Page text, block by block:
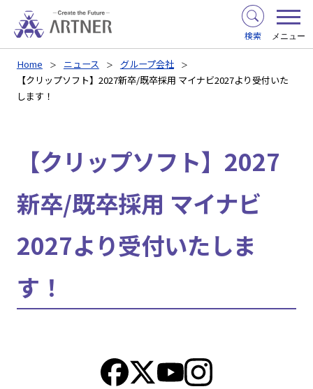
検索 メニュー
Home ニュース
グループ会社
【クリップソフト】2027新卒/既卒採用 マイナビ2027より受付いた
します！
【クリップソフト】2027
新卒/既卒採用 マイナビ
2027より受付いたしま
す！